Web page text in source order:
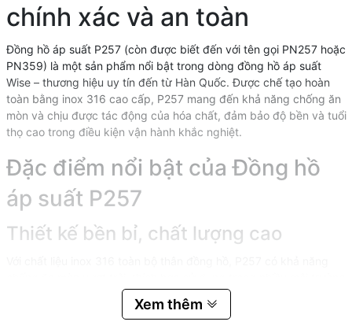
chính xác và an toàn
Đồng hồ áp suất P257 (còn được biết đến với tên gọi PN257 hoặc
PN359) là một sản phẩm nổi bật trong dòng đồng hồ áp suất
Wise – thương hiệu uy tín đến từ Hàn Quốc. Được chế tạo hoàn
toàn bằng inox 316 cao cấp, P257 mang đến khả năng chống ăn
mòn và chịu được tác động của hóa chất, đảm bảo độ bền và tuổi
thọ cao trong điều kiện vận hành khắc nghiệt.
Đặc điểm nổi bật của Đồng hồ
áp suất P257
Thiết kế bền bỉ, chất lượng cao
công nghiệp khắc nghiệt. Thiết kế chắc chắn, kết cấu kín giúp
bảo vệ linh kiện bên trong khỏi bụi bẩn và độ ẩm, đảm bảo độ
Xem thêm